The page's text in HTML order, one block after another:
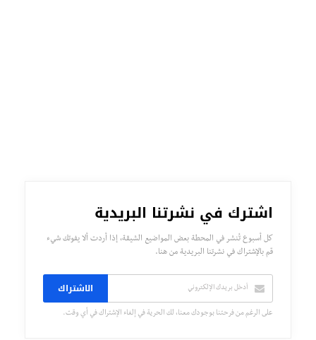
اشترك في نشرتنا البريدية
كل أسبوع تُنشر في المحطة بعض المواضيع الشيقة، إذا أردت ألا يفوتك شيء
قم بالإشتراك في نشرتنا البريدية من هنا.
الاشتراك
على الرغم من فرحتنا بوجودك معنا، لك الحرية في إلغاء الإشتراك في أي وقت.